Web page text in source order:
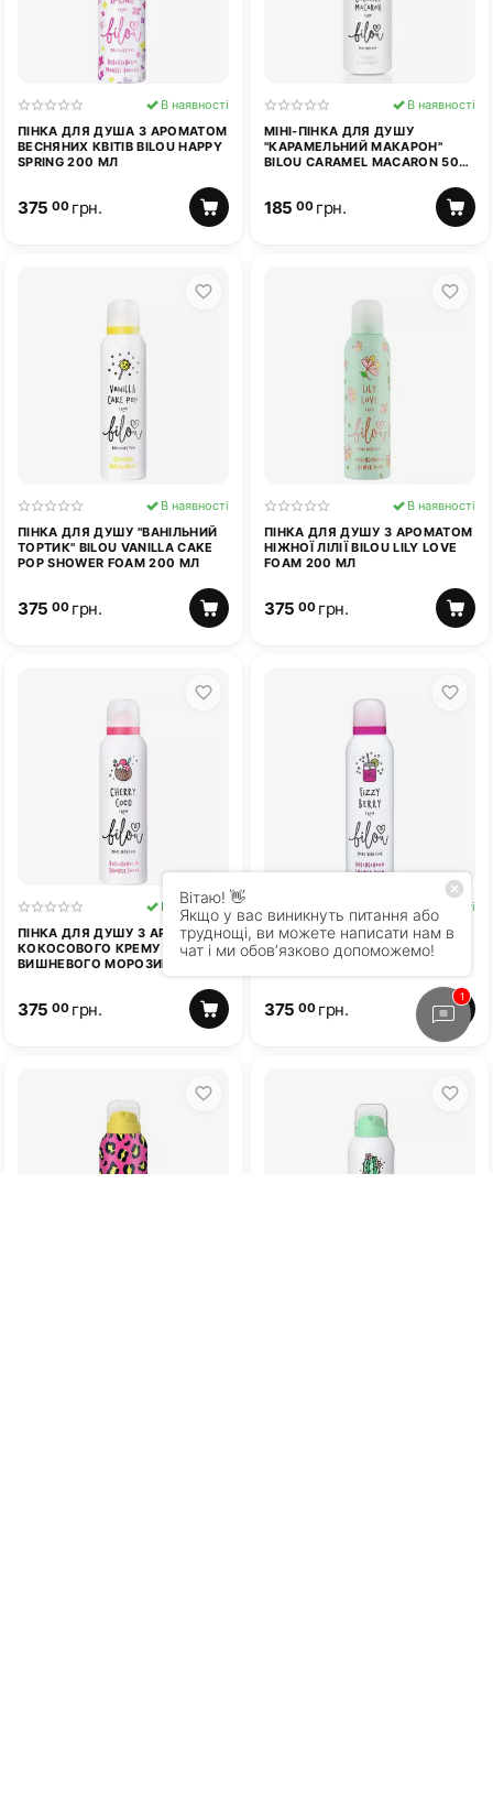
ПІНКА ДЛЯ ДУША З АРОМАТОМ
ВЕСНЯНИХ КВІТІВ BILOU HAPPY
SPRING 200 МЛ
В наявності
375 00 грн.
МІНІ-ПІНКА ДЛЯ ДУШУ
"КАРАМЕЛЬНИЙ МАКАРОН"
BILOU CARAMEL MACARON 50
В наявності
185 00 грн.
ПІНКА ДЛЯ ДУШУ "ВАНІЛЬНИЙ
ТОРТИК" BILOU VANILLA CAKE
POP SHOWER FOAM 200 МЛ
В наявності
375 00 грн.
ПІНКА ДЛЯ ДУШУ З АРОМАТОМ
НІЖНОЇ ЛІЛІЇ BILOU LILY LOVE
FOAM 200 МЛ
В наявності
375 00 грн.
ПІНКА ДЛЯ ДУШУ З АРОМАТОМ
КОКОСОВОГО КРЕМУ ТА
ВИШНЕВОГО МОРОЗИВА BILOU
В наявності
375 00 грн.
ПІНКА ДЛЯ ВАННИ З
АРОМАТОМ ІГРИСТИХ ЯГІД
BILOU FIZZY BERRY 200 МЛ
В наявності
375 00 грн.